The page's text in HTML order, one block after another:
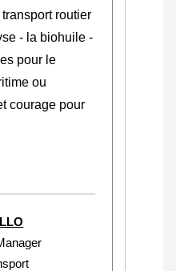
routier
- la biohuile -
pour le
ou
courage pour